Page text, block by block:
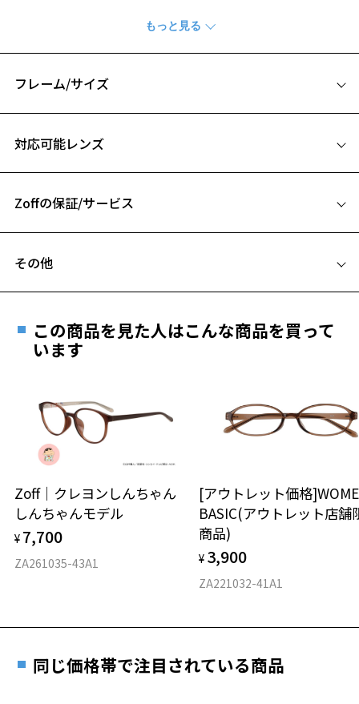
ッティングを施し豪華な仕様に。
ます。
共通ポイントとしてVOLQUEの”V”を飾りピンとして施し、丁番プレー
トはバロック様式をイメージした柄をあしらいました。
ZO231016-14E1：マルチに使える定番のブラック。
【スタイリングポイント】
鮮やかなカラーのジャケットや、柄物のシャツなど、個性的なスタイ
ジナルメガネ拭き付き。
【VOLQUE】
クションが誕生。
※柄や色味の出方に個体差があり、画像と異なる場合がございます。
※オリジナルケースとメガネ拭きがセットになります。
VOLQUE特設ページをみる
フレーム/サイズ
B ブリッジ(鼻部分)の横幅：21mm
お持ちのZoffメガネサイズを確認するには？
仕上がり寸法
D 仕上がりの横幅：約147mm
44.6g
対応可能レンズ
フレームとレンズの合計料金を知りたい方へ
Zoffの保証/サービス
安心1 フレーム１年間品質保証
きます。
※保証期間内に交換が行われた場合、保証期間は初期の期間から
延長されません。
安心2 視力測定無料
視力の変化を早めに発見するために、定期的な視
力測定をおすすめいたします。
安心3 かかり具合調整無料
す。
その他
ご希望のお客さまは、「レンズ交換券」をお選びのうえ、
最寄りのZoff実店舗にてレンズをお買い求めください。
※サングラスやパッケージ品では「レンズ交換券」はお選び
談ください。
＜メガネの度数情報がわからない方へ＞
オンラインストアでフレームのみ購入して、
実店舗で度付きにできます
ご購入時に「レンズ交換券」をお選びいただくと、実店舗で
度数を測定のうえ、度付きレンズ（標準セットレンズ）へ無
お近くのZoff実店舗にて度数を測定いただけます（無料）。
その際は記入用紙をダウンロードしてお使いください。
この商品を見た人はこんな商品を買って
います
Zoff｜クレヨンしんちゃん
しんちゃんモデル
¥ 7,700
ZA261035-43A1
[アウトレット価格
BASIC(アウトレット店舗
商品)
¥ 3,900
ZA221032-41A1
同じ価格帯で注目されている商品